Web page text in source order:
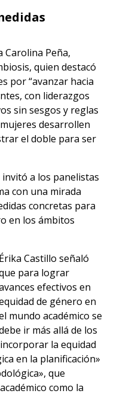
Peña,
quien destacó
por “avanzar hacia
con liderazgos
sin sesgos y reglas
desarrollen
el doble para ser
a los panelistas
con una mirada
concretas para
en los ámbitos
Érika Castillo señaló
para lograr
efectivos en
de género en
mundo académico se
ir más allá de los
la equidad
en la planificación»
que
como la